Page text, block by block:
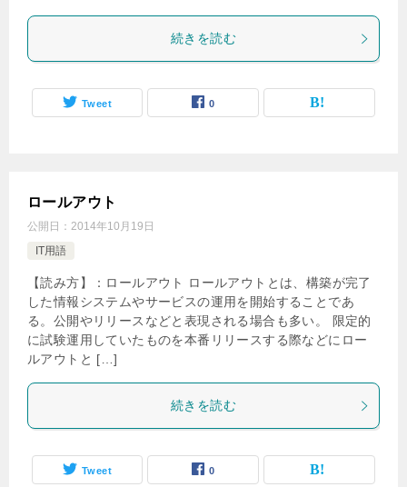
続きを読む
Tweet 0
ロールアウト
公開日： 2014年10月19日
IT用語
【読み方】：ロールアウト ロールアウトとは、構築が完了
した情報システムやサービスの運用を開始することであ
る。公開やリリースなどと表現される場合も多い。 限定的
に試験運用していたものを本番リリースする際などにロー
ルアウトと […]
続きを読む
Tweet 0